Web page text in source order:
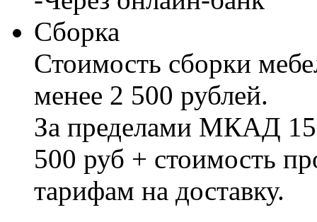
Сборка
Стоимость сборки
менее 2 500 рублей.
За пределами МКАД
500 руб + стоимость
тарифам на доставку.